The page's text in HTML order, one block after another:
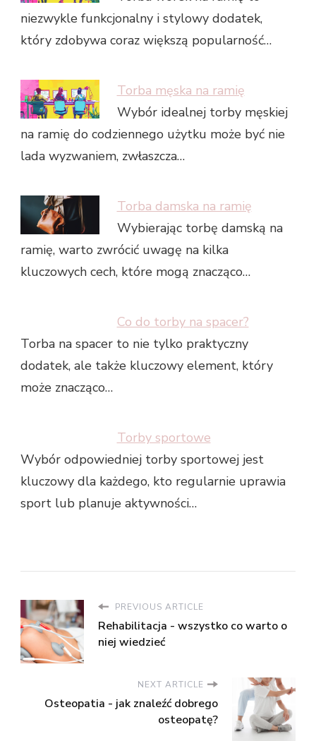
niezwykle funkcjonalny i stylowy dodatek,
który zdobywa coraz większą popularność…
Torba męska na ramię
Wybór idealnej torby męskiej
na ramię do codziennego użytku może być nie
lada wyzwaniem, zwłaszcza…
Torba damska na ramię
Wybierając torbę damską na
ramię, warto zwrócić uwagę na kilka
kluczowych cech, które mogą znacząco…
Co do torby na spacer?
Torba na spacer to nie tylko praktyczny
dodatek, ale także kluczowy element, który
może znacząco…
Torby sportowe
Wybór odpowiedniej torby sportowej jest
kluczowy dla każdego, kto regularnie uprawia
sport lub planuje aktywności…
PREVIOUS ARTICLE
Rehabilitacja - wszystko co warto o
niej wiedzieć
NEXT ARTICLE
Osteopatia - jak znaleźć dobrego
osteopatę?